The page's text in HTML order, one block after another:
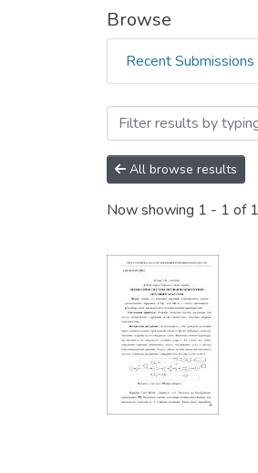
Browse
Recent Submissions
Browsing
All browse results
Now showing 1 - 1 of 1